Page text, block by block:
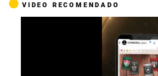
VIDEO RECOMENDADO